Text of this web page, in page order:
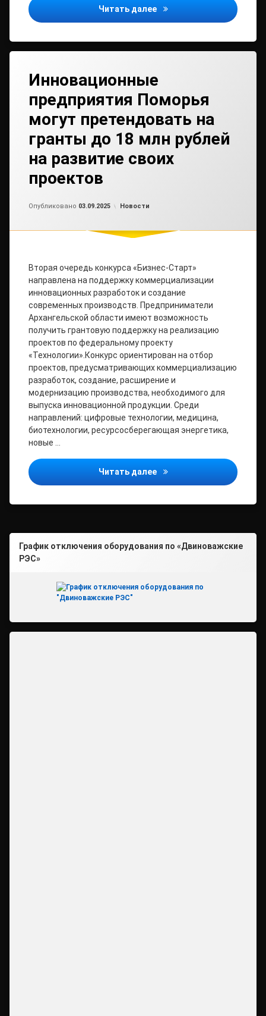
Читать далее По требованию
Инновационные
предприятия Поморья
могут претендовать на
гранты до 18 млн рублей
на развитие своих
проектов
Опубликовано 03.09.2025 Рубрики:
Новости
Вторая очередь конкурса «Бизнес-Старт»
направлена на поддержку коммерциализации
инновационных разработок и создание
современных производств. Предприниматели
Архангельской области имеют возможность
получить грантовую поддержку на реализацию
проектов по федеральному проекту
«Технологии».Конкурс ориентирован на отбор
проектов, предусматривающих коммерциализацию
разработок, создание, расширение и
модернизацию производства, необходимого для
выпуска инновационной продукции. Среди
направлений: цифровые технологии, медицина,
биотехнологии, ресурсосберегающая энергетика,
новые …
Читать далее Инновационные
График отключения оборудования по «Двиноважские
РЭС»